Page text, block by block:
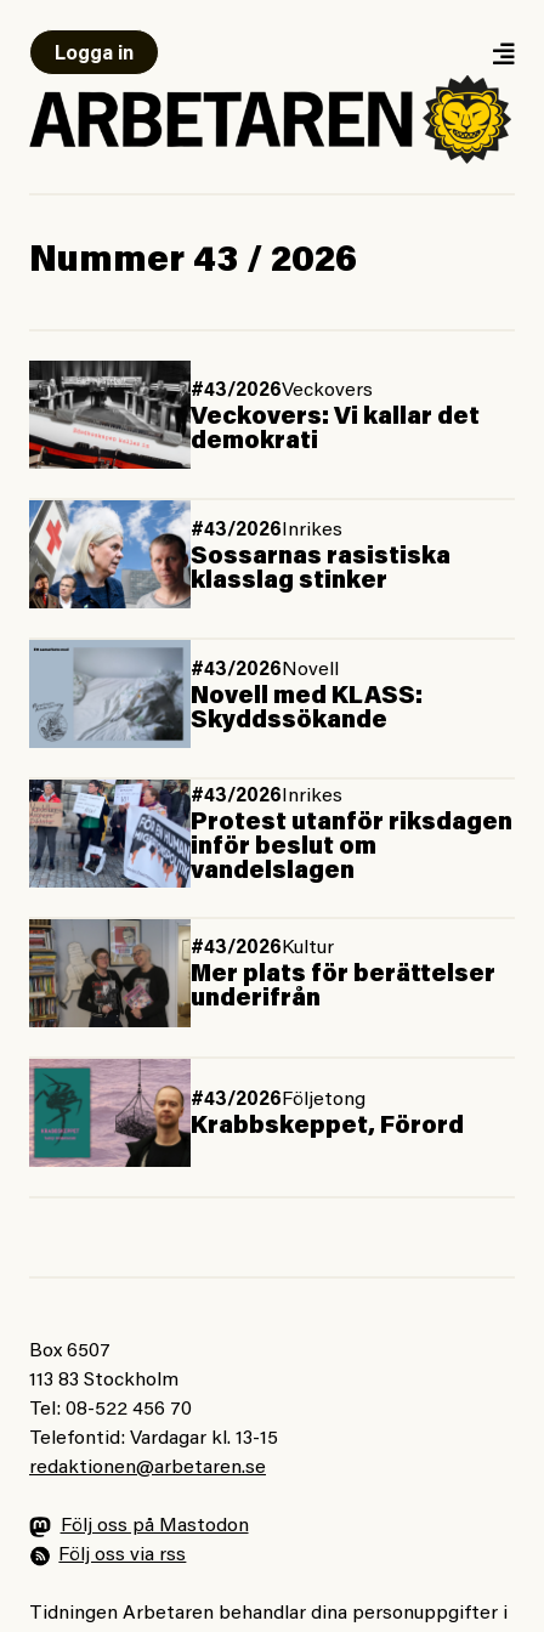
Logga in
Nummer 43 / 2026
#43/2026Veckovers
Veckovers: Vi kallar det
demokrati
#43/2026 Inrikes
Sossarnas rasistiska
klasslag stinker
#43/2026 Novell
Novell med KLASS:
Skyddssökande
#43/2026Inrikes
Protest utanför riksdagen
inför beslut om
vandelslagen
#43/2026Kultur
Mer plats för berättelser
underifrån
#43/2026 Följetong
Krabbskeppet, Förord
Box 6507
113 83 Stockholm
Tel: 08-522 456 70
Telefontid: Vardagar kl. 13-15
redaktionen@arbetaren.se
Följ oss på Mastodon
Följ oss via rss
Tidningen Arbetaren behandlar dina personuppgifter i